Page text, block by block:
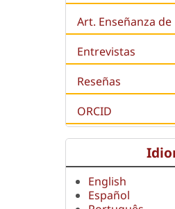
Art. Enseñanza
Entrevistas
Reseñas
ORCID
English
Español